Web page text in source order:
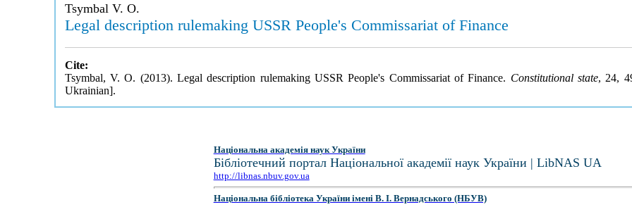
Tsymbal V. O.
Legal description rulemaking USSR People's Commissariat of Finance
Cite:
Tsymbal, V. O. (2013). Legal description rulemaking USSR People's Commissariat of Finance. Constitutional state, 24,
Ukrainian].
Національна академія наук України
Бібліотечний портал Національної академії наук України | LibNAS UA
http://libnas.nbuv.gov.ua
Національна бібліотека України імені В. І. Вернадського (НБУВ)